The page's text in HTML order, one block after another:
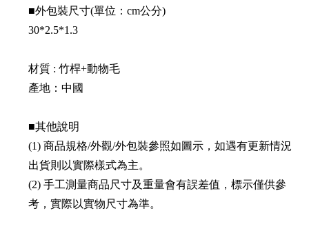
■外包裝尺寸(單位：cm公分)
30*2.5*1.3
材質 : 竹桿+動物毛
產地：中國
■其他說明
(1) 商品規格/外觀/外包裝參照如圖示，如遇有更新情況
出貨則以實際樣式為主。
(2) 手工測量商品尺寸及重量會有誤差值，標示僅供參
考，實際以實物尺寸為準。